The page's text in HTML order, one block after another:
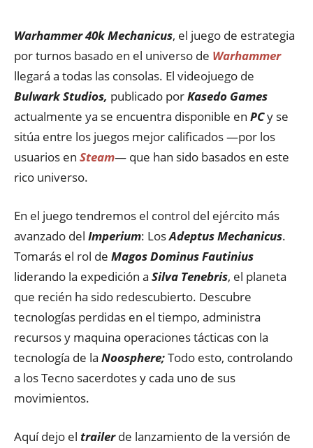
Warhammer 40k Mechanicus, el juego de estrategia
por turnos basado en el universo de Warhammer
llegará a todas las consolas. El videojuego de
Bulwark Studios, publicado porKasedo Games
actualmente ya se encuentra disponible en PCy se
sitúa entre los juegos mejor calificados —por los
usuarios en Steam— que han sido basados en este
rico universo.
En el juego tendremos el control del ejército más
avanzado del Imperium: LosAdeptus Mechanicus.
Tomarás el rol de Magos Dominus Fautinius
liderando la expedición a Silva Tenebris, el planeta
que recién ha sido redescubierto. Descubre
tecnologías perdidas en el tiempo, administra
recursos y maquina operaciones tácticas con la
tecnología de la Noosphere;Todo esto, controlando
a los Tecno sacerdotes y cada uno de sus
movimientos.
Aquí dejo el trailerde lanzamiento de la versión de